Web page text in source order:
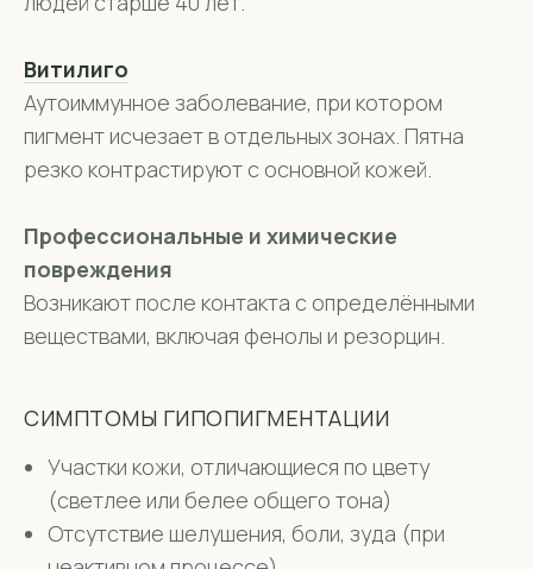
Витилиго
Аутоиммунное заболевание, при котором
пигмент исчезает в отдельных зонах. Пятна
резко контрастируют с основной кожей.
Профессиональные и химические
повреждения
Возникают после контакта с определёнными
веществами, включая фенолы и резорцин.
СИМПТОМЫ ГИПОПИГМЕНТАЦИИ
Участки кожи, отличающиеся по цвету
(светлее или белее общего тона)
Отсутствие шелушения, боли, зуда (при